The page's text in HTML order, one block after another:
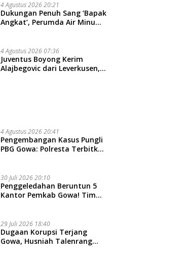
4 Agustus 2026 20:21
Dukungan Penuh Sang ‘Bapak
Angkat’, Perumda Air Minum
4 Agustus 2026 07:36
Juventus Boyong Kerim
Alajbegovic dari Leverkusen,
4 Agustus 2026 20:41
Pengembangan Kasus Pungli
PBG Gowa: Polresta Terbitkan
30 Juli 2026 20:10
Penggeledahan Beruntun 5
Kantor Pemkab Gowa! Tim
Rp16 Miliar
29 Juli 2026 18:40
Dugaan Korupsi Terjang
Gowa, Husniah Talenrang